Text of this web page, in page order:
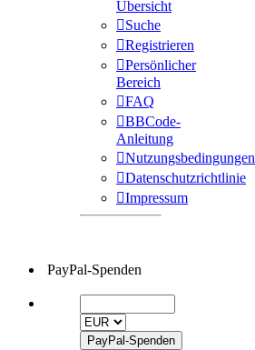
Übersicht
Suche
Registrieren
Persönlicher
Bereich
FAQ
BBCode-
Anleitung
Nutzungsbedingungen
Datenschutzrichtlinie
Impressum
PayPal-Spenden